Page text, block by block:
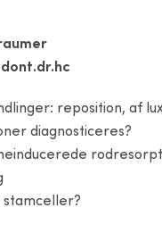
reposition, af
diagnosticeres?
stamceller?